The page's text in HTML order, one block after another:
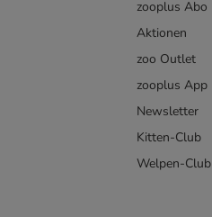
zooplus Abo
Aktionen
zoo Outlet
zooplus App
Newsletter
Kitten-Club
Welpen-Club